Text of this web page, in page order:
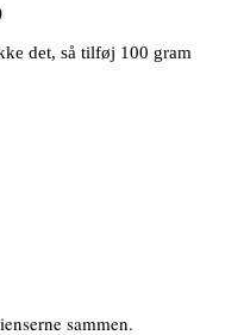
det, så tilføj 100 gram
sammen.